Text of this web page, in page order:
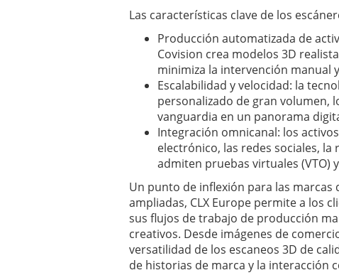
Las características clave de los
Producción automatizada de
Covision crea modelos 3D
minimiza la intervención manual
Escalabilidad y velocidad: la
personalizado de gran volumen,
vanguardia en un panorama
Integración omnicanal: los
electrónico, las redes sociales,
admiten pruebas virtuales (VTO)
Un punto de inflexión para las marcas
ampliadas, CLX Europe permite a los
sus flujos de trabajo de producción
creativos. Desde imágenes de
versatilidad de los escaneos 3D de
de historias de marca y la interacción